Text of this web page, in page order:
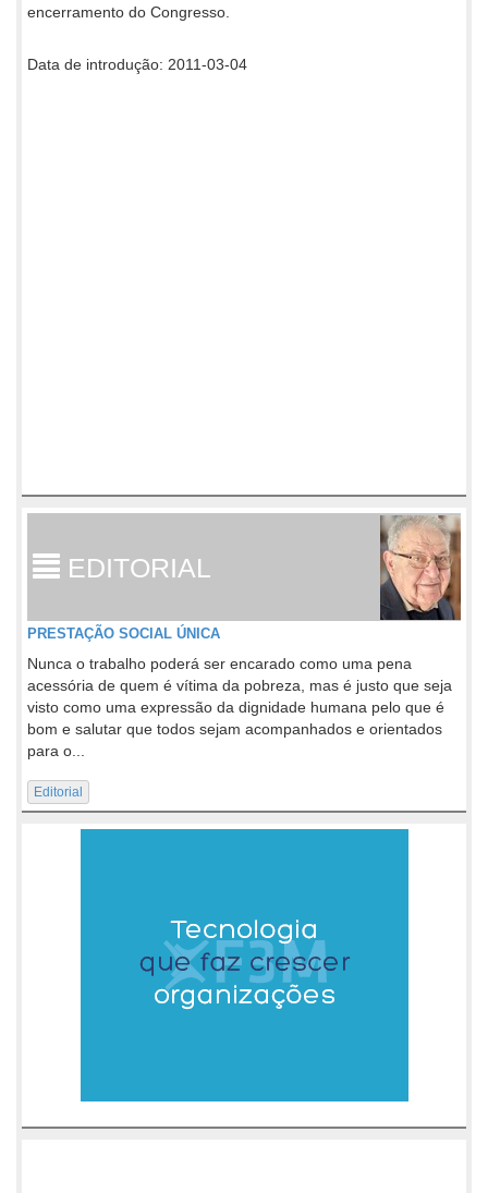
encerramento do Congresso.
Data de introdução: 2011-03-04
EDITORIAL
PRESTAÇÃO SOCIAL ÚNICA
Nunca o trabalho poderá ser encarado como uma pena
acessória de quem é vítima da pobreza, mas é justo que seja
visto como uma expressão da dignidade humana pelo que é
bom e salutar que todos sejam acompanhados e orientados
para o...
Editorial